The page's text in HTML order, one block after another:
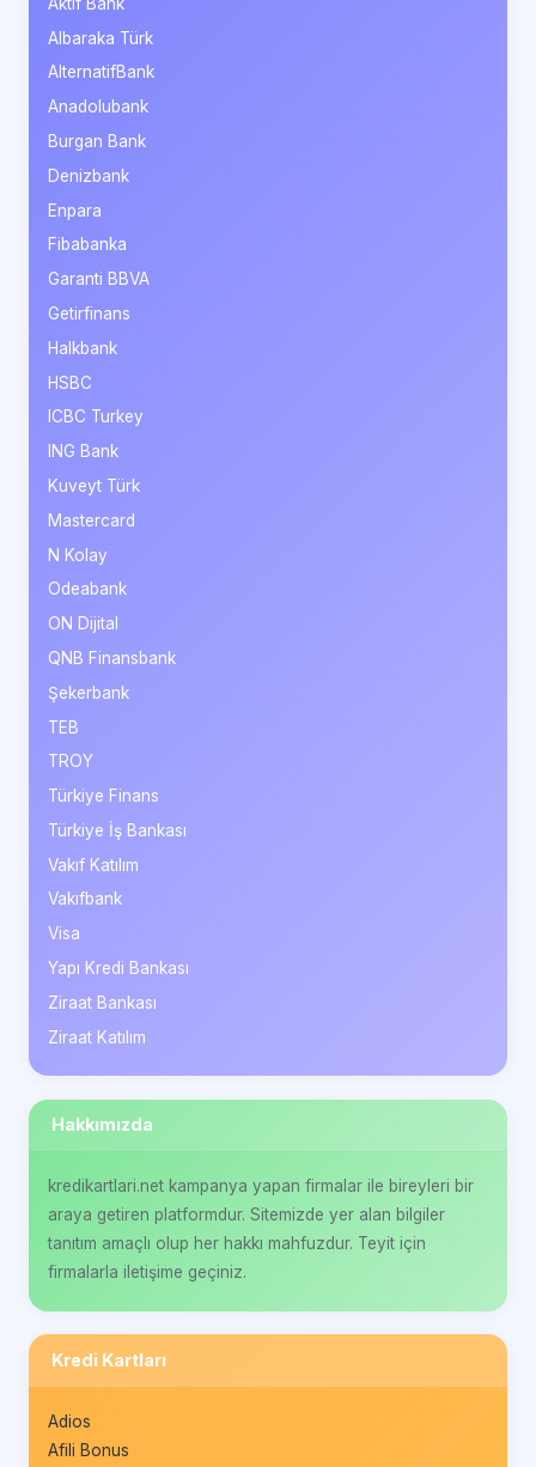
Albaraka Türk
AlternatifBank
Anadolubank
Burgan Bank
Denizbank
Enpara
Fibabanka
Garanti BBVA
Getirfinans
Halkbank
HSBC
ICBC Turkey
ING Bank
Kuveyt Türk
Mastercard
N Kolay
Odeabank
ON Dijital
QNB Finansbank
Şekerbank
TEB
TROY
Türkiye Finans
Türkiye İş Bankası
Vakıf Katılım
Vakıfbank
Visa
Yapı Kredi Bankası
Ziraat Bankası
Ziraat Katılım
Hakkımızda
kredikartlari.net kampanya yapan firmalar ile bireyleri bir
araya getiren platformdur. Sitemizde yer alan bilgiler
tanıtım amaçlı olup her hakkı mahfuzdur. Teyit için
firmalarla iletişime geçiniz.
Kredi Kartları
Adios
Afili Bonus